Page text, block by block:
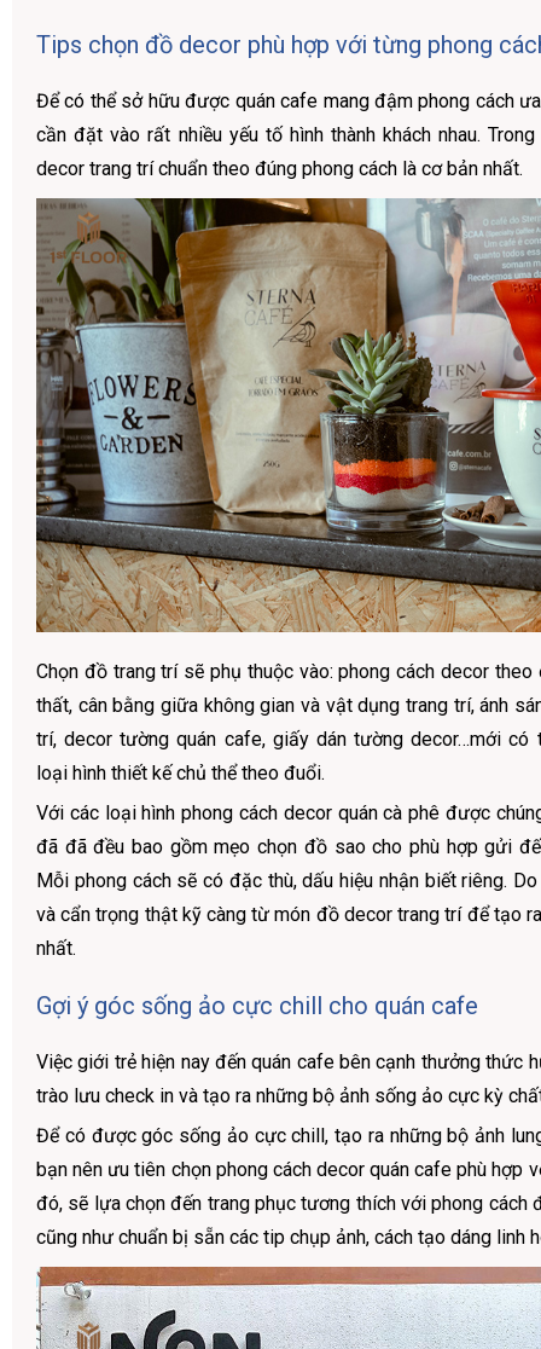
Tips chọn đồ decor phù hợp với từng phong
Để có thể sở hữu được quán cafe mang đậm phong cách
cần đặt vào rất nhiều yếu tố hình thành khách nhau.
decor trang trí chuẩn theo đúng phong cách là cơ bản nhất.
Chọn đồ trang trí sẽ phụ thuộc vào: phong cách decor theo
thất, cân bằng giữa không gian và vật dụng trang trí, ánh
trí, decor tường quán cafe, giấy dán tường decor…mới có
loại hình thiết kế chủ thể theo đuổi.
Với các loại hình phong cách decor quán cà phê được
đã đã đều bao gồm mẹo chọn đồ sao cho phù hợp gửi
Mỗi phong cách sẽ có đặc thù, dấu hiệu nhận biết riêng.
và cẩn trọng thật kỹ càng từ món đồ decor trang trí để tạo
nhất.
Gợi ý góc sống ảo cực chill cho quán cafe
Việc giới trẻ hiện nay đến quán cafe bên cạnh thưởng thức
trào lưu check in và tạo ra những bộ ảnh sống ảo cực kỳ
Để có được góc sống ảo cực chill, tạo ra những bộ ảnh
bạn nên ưu tiên chọn phong cách decor quán cafe phù hợp
đó, sẽ lựa chọn đến trang phục tương thích với phong cách
cũng như chuẩn bị sẵn các tip chụp ảnh, cách tạo dáng linh